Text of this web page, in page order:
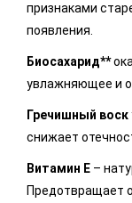
признаками
появления.
Биосахарид**
увлажняющее и
Гречишный воск
снижает
Витамин E –
Предотвращает